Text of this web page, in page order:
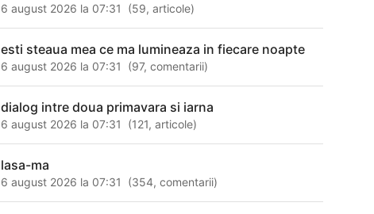
6 august 2026 la 07:31 (59,articole)
esti steaua mea ce ma lumineaza in fiecare noapte
6 august 2026 la 07:31 (97,comentarii)
dialog intre doua primavara si iarna
6 august 2026 la 07:31 (121,articole)
lasa-ma
6 august 2026 la 07:31 (354,comentarii)